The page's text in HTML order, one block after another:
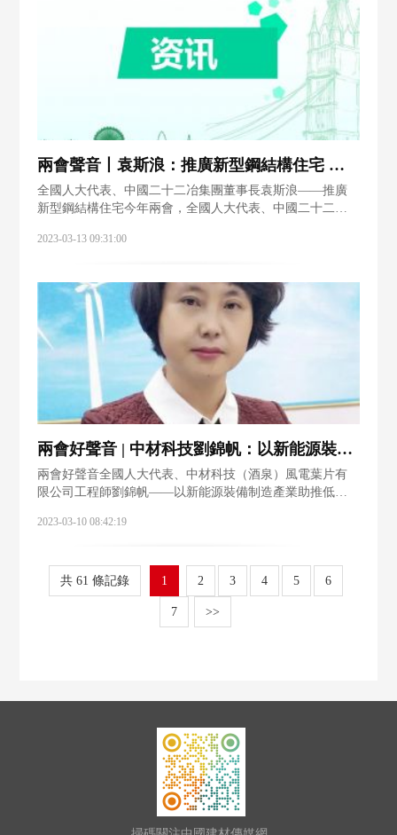
兩會聲音丨袁斯浪：推廣新型鋼結構住宅 促進建筑業和鋼鐵業深度融合
全國人大代表、中國二十二冶集團董事長袁斯浪——推廣
新型鋼結構住宅今年兩會，全國人大代表、中國二十二冶
推廣新型鋼結構住宅，拓寬鋼鐵行業應用場景。 據悉，我
2023-03-13 09:31:00
兩會好聲音 | 中材科技劉錦帆：以新能源裝備制造產業助推低碳轉型
兩會好聲音全國人大代表、中材科技（酒泉）風電葉片有
限公司工程師劉錦帆——以新能源裝備制造產業助推低碳
電葉片有限公司的一名工程師。2009年7月大學畢業后，她
2023-03-10 08:42:19
共 61 條記錄 1 2 3 4 5 6
7 >>